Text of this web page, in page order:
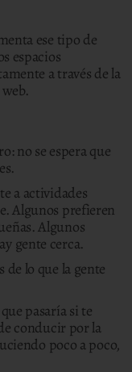
ese tipo de
espacios
a través de la
no se espera que
a actividades
Algunos prefieren
Algunos
gente cerca.
lo que la gente
pasaría si te
conducir por la
poco a poco,